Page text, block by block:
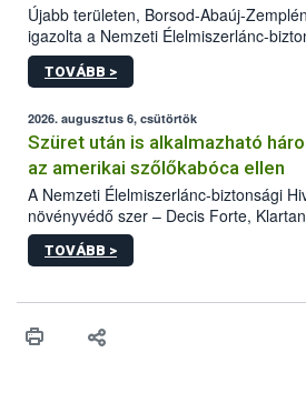
Újabb területen, Borsod-Abaúj-
igazolta a Nemzeti Élelmiszerlánc-
kőrisrontó karcsúdíszbogár (Agrilus
kártevőt nem csak színcsapdában
az intenzív felderítést, emellett az
hatósággal is összehangolják a
TOVÁBB >
2026. augusztus 6, csütörtök
Szüret után is alkalmazható
az amerikai szőlőkabóca ellen
A Nemzeti Élelmiszerlánc-biztonsági
növényvédő szer – Decis Forte,
engedélyokiratát módosította, így azok
egészen a vesszőérettség (BBCH 91)
érésű szőlőkben is legyen lehetőség a
felhasználók számára is elérhető és
TOVÁBB >